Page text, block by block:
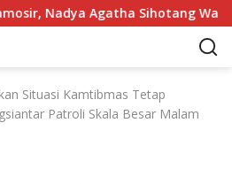
Agatha Sihotang Wakili
Situasi Kamtibmas Tetap
Patroli Skala Besar Malam